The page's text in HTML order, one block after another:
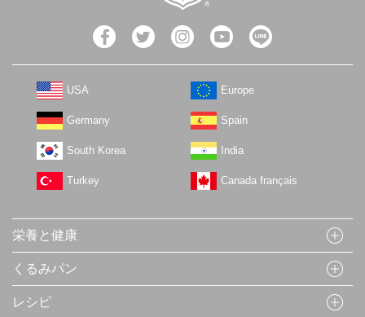
USA Europe
Germany Spain
South Korea India
Turkey Canada français
栄養と健康
くるみパン
レシピ